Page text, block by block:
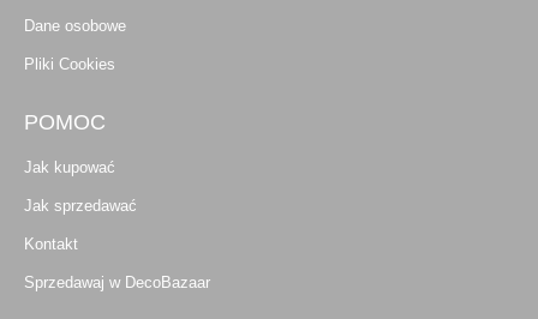
Dane osobowe
Pliki Cookies
POMOC
Jak kupować
Jak sprzedawać
Kontakt
Sprzedawaj w DecoBazaar